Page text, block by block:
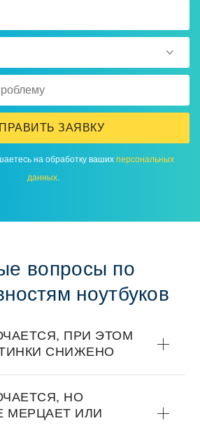
ЗАЯВКУ
на обработку ваших персональных
данных
вопросы по
ноутбуков
ПРИ ЭТОМ
СНИЖЕНО
НО
МЕРЦАЕТ ИЛИ